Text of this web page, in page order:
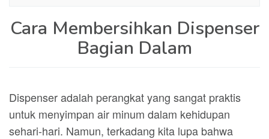
Cara Membersihkan Dispenser
Bagian Dalam
Dispenser adalah perangkat yang sangat praktis
untuk menyimpan air minum dalam kehidupan
sehari-hari. Namun, terkadang kita lupa bahwa